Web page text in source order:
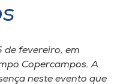
de fevereiro, em
Copercampos. A
neste evento que